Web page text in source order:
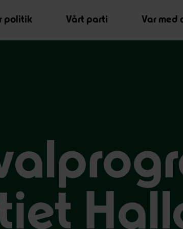
politik
Vårt parti Var med